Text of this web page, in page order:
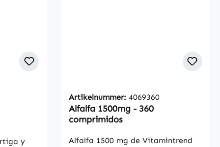
/ de los
-
5 stars
y
Artikelnummer:4069360
Alfalfa 1500mg - 360
comprimidos
Alfalfa 1500 mg de Vitamintrend